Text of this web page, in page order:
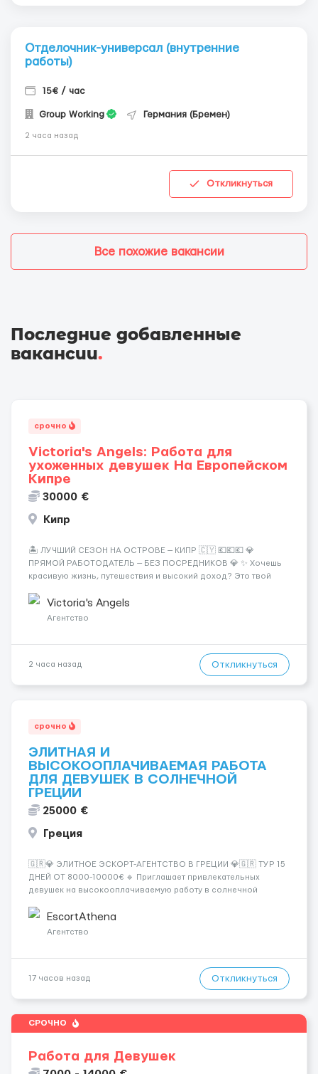
Отделочник-универсал (внутренние
работы)
15€ / час
Group Working Германия (Бремен)
2 часа назад
Откликнуться
Все похожие вакансии
Последние добавленные
вакансии.
срочно
Victoria's Angels: Работа для
ухоженных девушек На Европейском
Кипре
30000 €
Кипр
🏝️ ЛУЧШИЙ СЕЗОН НА ОСТРОВЕ — КИПР 🇨🇾 💶💶💶 💎
ПРЯМОЙ РАБОТОДАТЕЛЬ — БЕЗ ПОСРЕДНИКОВ 💎 ✨ Хочешь
красивую жизнь, путешествия и высокий доход? Это твой
Опытная команда с годами практики — Стабильный поток
клиентов (без ...
Victoria's Angels
Агентство
2 часа назад Откликнуться
срочно
ЭЛИТНАЯ И
ВЫСОКООПЛАЧИВАЕМАЯ РАБОТА
ДЛЯ ДЕВУШЕК В СОЛНЕЧНОЙ
ГРЕЦИИ
25000 €
Греция
🇬🇷💎 ЭЛИТНОЕ ЭСКОРТ-АГЕНТСТВО В ГРЕЦИИ 💎🇬🇷 ТУР 15
ДНЕЙ ОТ 8000-10000€ 🔹 Приглашает привлекательных
девушек на высокооплачиваемую работу в солнечной
хорошие деньги 💶 — это предложение для тебя! 🔹
Требования: ✔️ Возраст от ...
EscortAthena
Агентство
17 часов назад Откликнуться
СРОЧНО
Работа для Девушек